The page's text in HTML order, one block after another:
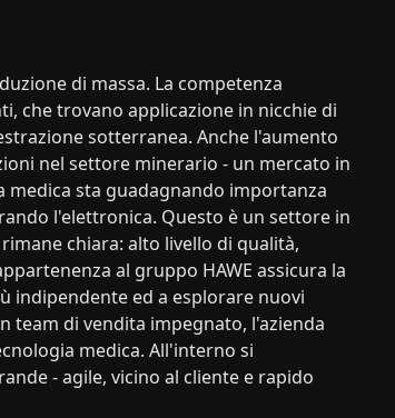
di massa. La competenza
che trovano applicazione in nicchie di
sotterranea. Anche l'aumento
nel settore minerario - un mercato in
medica sta guadagnando importanza
l'elettronica. Questo è un settore in
chiara: alto livello di qualità,
al gruppo HAWE assicura la
indipendente ed a esplorare nuovi
team di vendita impegnato, l'azienda
medica. All'interno si
- agile, vicino al cliente e rapido